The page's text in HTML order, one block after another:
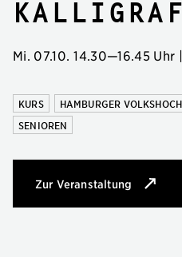
Mi. 07.10. 14.30—16.45 Uhr
KURS HAMBURGER
SENIOREN
Zur Veranstaltung: Europäische